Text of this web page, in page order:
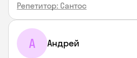
Репетитор: Сантос
А Андрей